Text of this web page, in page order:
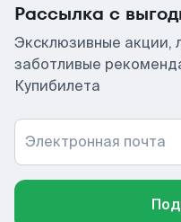
Рассылка с
Эксклюзивные акции,
заботливые
Купибилета
Электронная почта